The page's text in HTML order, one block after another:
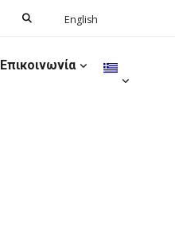
SearchEnglish
Επικοινωνία